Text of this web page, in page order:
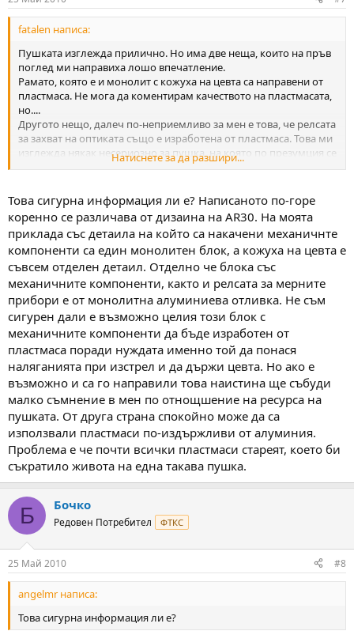
fatalen написа:
Пушката изглежда прилично. Но има две неща, които на пръв
поглед ми направиха лошо впечатление.
Рамато, която е и монолит с кожуха на цевта са направени от
пластмаса. Не мога да коментирам качеството на пластмасата,
но....
Другото нещо, далеч по-неприемливо за мен е това, че релсата
за захват на оптиката също е изработена от пластмаса. Това ми
изглежда някак несериозно за пушка, на която по презумция се
монтира оптика. Вероятно пластмасата е висококачествена, но
такъв материал по ред причини.
Натиснете за да разшири...
Това сигурна информация ли е? Написаното по-горе
коренно се различава от дизаина на AR30. На моята
приклада със детаила на който са накачени механичнте
компоненти са един монолитен блок, а кожуха на цевта е
съвсем отделен детаил. Отделно че блока със
механичните компоненти, както и релсата за мерните
прибори е от монолитна алуминиева отливка. Не съм
сигурен дали е възможно целия този блок с
механичните компоненти да бъде изработен от
пластмаса поради нуждата именно той да понася
наляганията при изстрел и да държи цевта. Но ако е
възможно и са го направили това наистина ще събуди
малко съмнение в мен по отнощшение на ресурса на
пушката. От друга страна спокойно може да са
използвали пластмаси по-издържливи от алуминия.
Проблема е че почти всички пластмаси стареят, което би
съкратило живота на една такава пушка.
Б Бочко
Редовен Потребител ФТКС
25 Май 2010 #8
angelmr написа:
Това сигурна информация ли е?